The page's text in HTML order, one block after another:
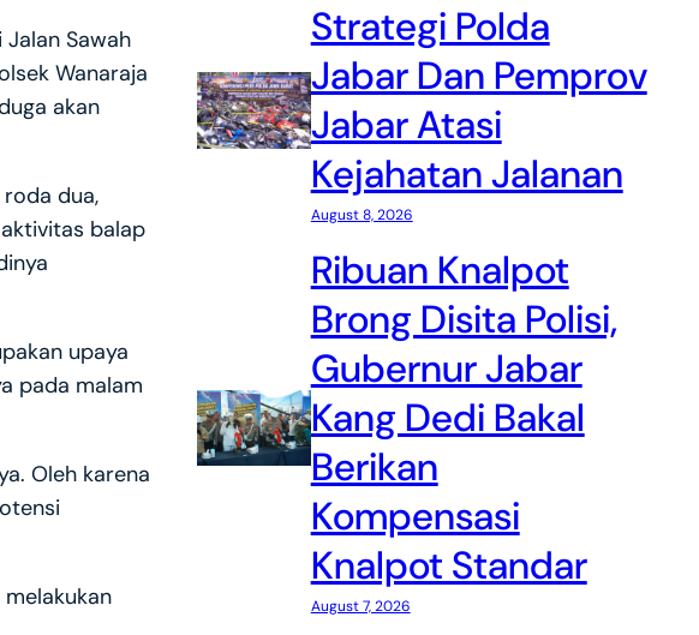
Sawah
Wanaraja
akan
dua,
balap
upaya
pada malam
Oleh karena
Strategi Polda
Jabar Dan Pemprov
Jabar Atasi
Kejahatan Jalanan
August 8, 2026
Ribuan Knalpot
Brong Disita Polisi,
Gubernur Jabar
Kang Dedi Bakal
Berikan
Kompensasi
Knalpot Standar
August 7, 2026